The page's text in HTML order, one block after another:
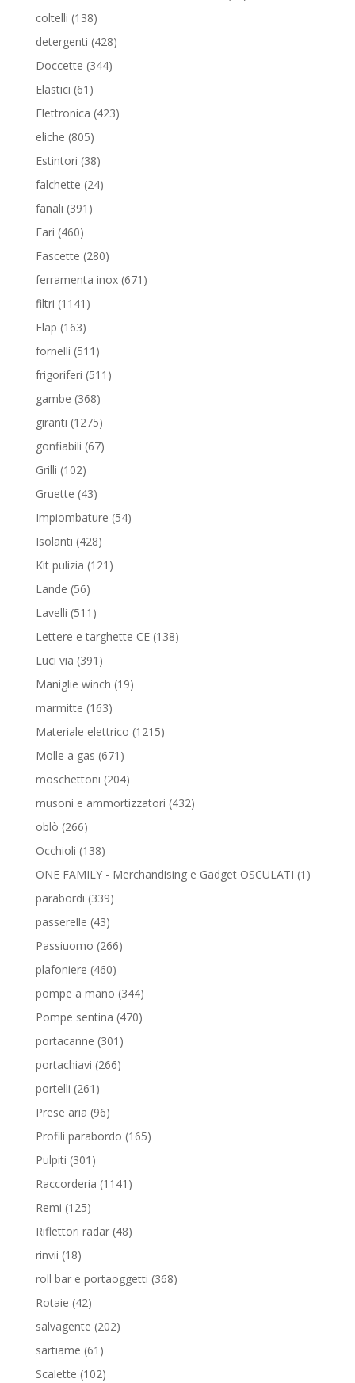
coltelli 138138
prodotti
detergenti 428428
Doccette 344344
Elastici 61 61
prodotti
Elettronica 423423
eliche 805805
prodotti
Estintori 3838
prodotti
falchette 2424
fanali 391 391
Fari 460460
prodotti
Fascette 280280
prodotti
ferramenta inox 671 671
filtri 1141 1141
Flap 163163
prodotti
fornelli 511 511
prodotti
frigoriferi 511 511
gambe 368368
prodotti
giranti 12751275
prodotti
gonfiabili 6767
Grilli 102102
prodotti
Gruette 4343
prodotti
Impiombature 5454
Isolanti 428428
prodotti
Kit pulizia 121 121
Lande 5656
prodotti
Lavelli 511 511
prodotti
Lettere e targhette CE 138138
Luci via 391 391
prodotti
Maniglie winch 1919
marmitte 163163
prodotti
Materiale elettrico 12151215
Molle a gas 671 671
prodotti
moschettoni 204204
prodotti
musoni e ammortizzatori 432432
oblò 266266
prodotti
Occhioli 138138
prodotti
ONE FAMILY - Merchandising e Gadget OSCULATI 1 1
parabordi 339339
passerelle 4343
prodotti
Passiuomo 266266
plafoniere 460460
prodotti
pompe a mano 344344
prodotti
Pompe sentina 470470
portacanne 301 301
prodotti
portachiavi 266266
portelli 261 261
prodotti
Prese aria 9696
prodotti
Profili parabordo 165165
Pulpiti 301 301
prodotti
Raccorderia 1141 1141
Remi 125125
prodotti
Riflettori radar 4848
rinvii 1818
prodotti
roll bar e portaoggetti 368368
Rotaie 4242
prodotti
salvagente 202202
sartiame 61 61
prodotti
Scalette 102102